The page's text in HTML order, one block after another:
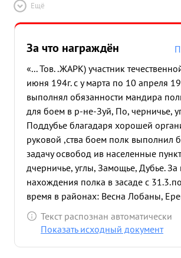
Ещё
За что награждён
«... Тов. .ЖАРК) участник
июня 194г. с у марта по 10 апреля
выполнял обязанности мандира
для боем в р-не-Зуй, По, черничье,
Поддубье благадаря хорошей
руковой ,ства боем полк выполнил
задачу освобод ив населенные
дчерничье, углы, Замощье, Дубье. За
нахождения полка в засаде с
время в районах: Весна Лобаны,
Коровые село и Погорелка, тов.
систематически находится в боевых
Текст распознан автоматически
Показать исходный документ